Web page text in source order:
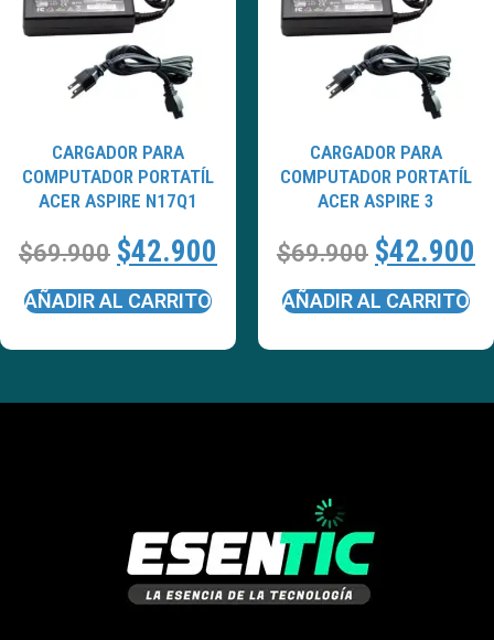
CARGADOR PARA
COMPUTADOR PORTATÍL
ACER ASPIRE N17Q1
$69.900 $42.900
AÑADIR AL CARRITO
CARGADOR PARA
COMPUTADOR PORTATÍL
ACER ASPIRE 3
$69.900 $42.900
AÑADIR AL CARRITO